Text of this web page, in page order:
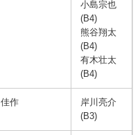
小島宗也
(B4)
熊谷翔太
(B4)
有木壮太
(B4)
佳作
岸川亮介
(B3)